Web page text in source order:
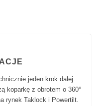
jeden krok dalej.
koparkę z obrotem o 360°
rynek Taklock i Powertilt.